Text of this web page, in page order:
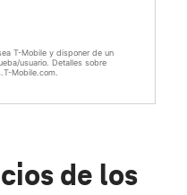
T-Mobile y disponer de un
usuario. Detalles sobre
Mobile.com.
de los